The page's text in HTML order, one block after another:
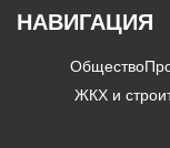
НАВИГАЦИЯ
Общество
ЖКХ и